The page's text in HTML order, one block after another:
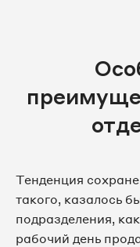
Тенденция
такого, казалось
подразделения,
рабочий день